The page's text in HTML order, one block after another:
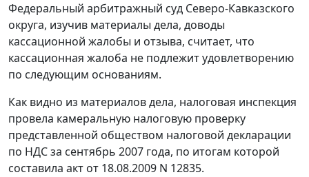
Федеральный арбитражный суд Северо-Кавказского
округа, изучив материалы дела, доводы
кассационной жалобы и отзыва, считает, что
кассационная жалоба не подлежит удовлетворению
по следующим основаниям.
Как видно из материалов дела, налоговая инспекция
провела камеральную налоговую проверку
представленной обществом налоговой декларации
по НДС за сентябрь 2007 года, по итогам которой
составила акт от 18.08.2009 N 12835.